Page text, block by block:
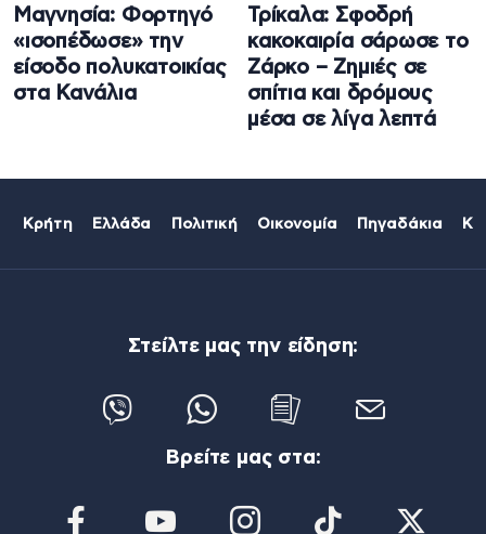
Μαγνησία: Φορτηγό
«ισοπέδωσε» την
είσοδο πολυκατοικίας
στα Κανάλια
Τρίκαλα: Σφοδρή
κακοκαιρία σάρωσε το
Ζάρκο – Ζημιές σε
σπίτια και δρόμους
μέσα σε λίγα λεπτά
Κρήτη Ελλάδα Πολιτική Οικονομία Πηγαδάκια
Στείλτε μας την είδηση:
Βρείτε μας στα: